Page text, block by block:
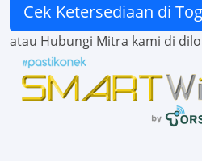
Cek Ketersediaan di
atau Hubungi Mitra kami di